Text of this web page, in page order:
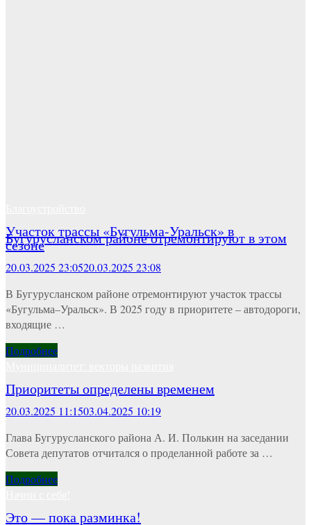
Участок трассы «Бугульма-Уральск» в
Бугурусланском районе отремонтируют в этом
сезоне
20.03.2025 23:0520.03.2025 23:08
В Бугурусланском районе отремонтируют участок трассы
«Бугульма–Уральск». В 2025 году в приоритете – автодороги,
входящие …
Подробнее
Приоритеты определены временем
20.03.2025 11:1503.04.2025 10:19
Глава Бугурусланского района А. И. Полькин на заседании
Совета депутатов отчитался о проделанной работе за …
Подробнее
Это — пока разминка!